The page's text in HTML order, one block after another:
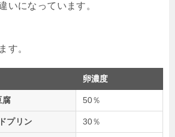
いになっています。
卵濃度
腐 50％
プリン 30％